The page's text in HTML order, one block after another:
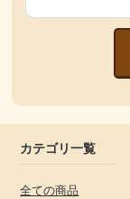
カテゴリ一覧
全ての商品